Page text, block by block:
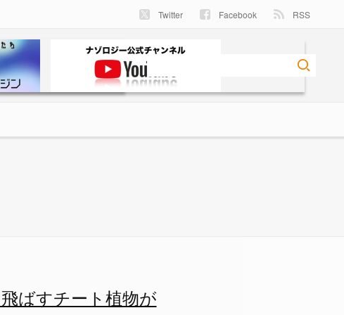
Twitter Facebook RSS
ばすチート植物が